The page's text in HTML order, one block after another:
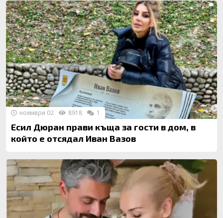
Есил Дюран прави къща за гости в дом, в
който е отсядал Иван Вазов
ноември 02 8918 1